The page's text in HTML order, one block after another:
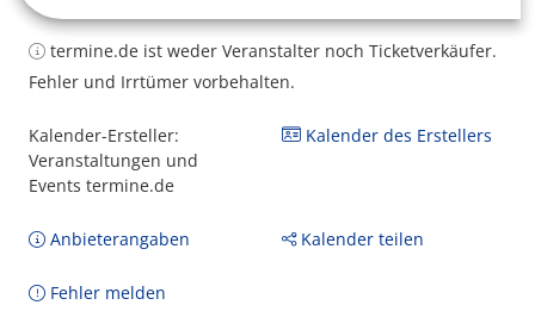
termine.de ist weder Veranstalter noch Ticketverkäufer.
Fehler und Irrtümer vorbehalten.
Kalender-Ersteller:
Veranstaltungen und
Events termine.de
Kalender des Erstellers
Anbieterangaben Kalender teilen
Fehler melden